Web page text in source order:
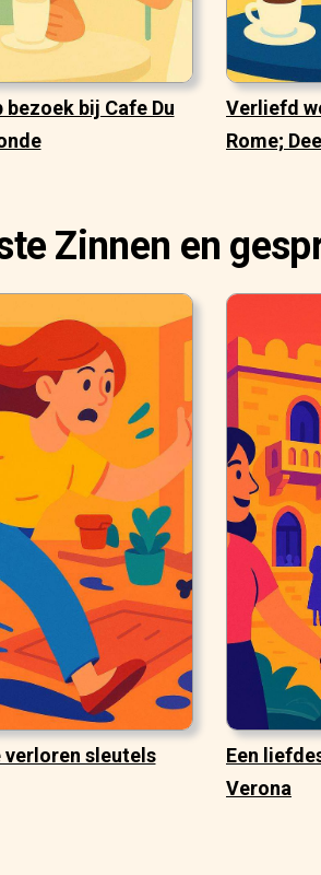
bezoek bij Cafe Du
Verliefd
Rome;
Zinnen en
verloren sleutels
Een
Verona